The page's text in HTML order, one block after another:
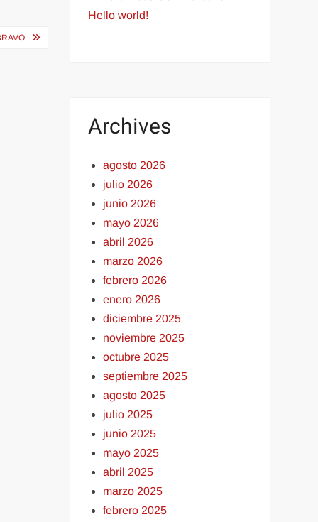
Hello world!
Archives
agosto 2026
julio 2026
junio 2026
mayo 2026
abril 2026
marzo 2026
febrero 2026
enero 2026
diciembre 2025
noviembre 2025
octubre 2025
septiembre 2025
agosto 2025
julio 2025
junio 2025
mayo 2025
abril 2025
marzo 2025
febrero 2025